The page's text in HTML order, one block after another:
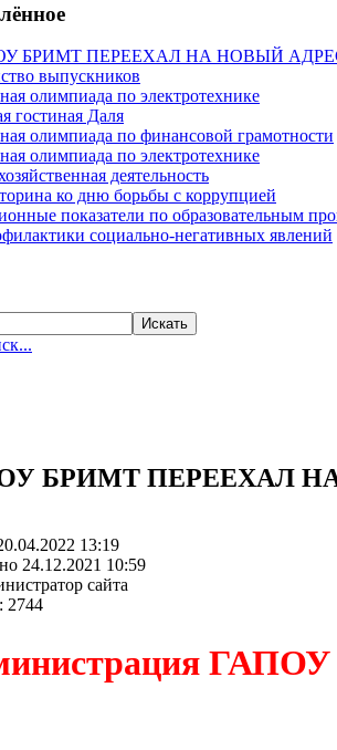
БРИМТ ПЕРЕЕХАЛ НА НОВЫЙ
выпускников
олимпиада по электротехнике
гостиная Даля
олимпиада по финансовой грамотности
олимпиада по электротехнике
деятельность
ко дню борьбы с коррупцией
показатели по образовательным
социально-негативных явлений
БРИМТ ПЕРЕЕХАЛ
13:19
24.12.2021 10:59
сайта
2744
ГАПОУ